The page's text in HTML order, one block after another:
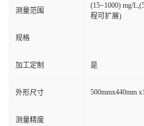
测量范围
(15~1000) mg/
程可扩展)
规格
加工定制 是
外形尺寸 500mmx440mm
测量精度